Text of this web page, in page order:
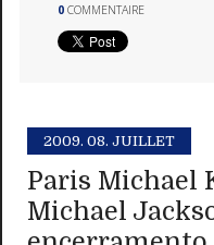
0 COMMENTAIRE
2009. 08. JUILLET
Paris Michael
Michael